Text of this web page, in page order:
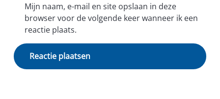
Mijn naam, e-mail en site opslaan in deze
browser voor de volgende keer wanneer ik een
reactie plaats.